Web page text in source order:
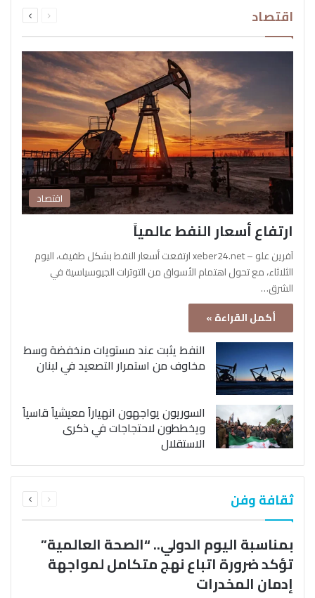
اقتصاد الصفحةالصفحة
اقتصاد
ارتفاع أسعار النفط عالمياً
آفرين علو – xeber24.net ارتفعت أسعار النفط بشكل طفيف، اليوم
الثلاثاء، مع تحول اهتمام الأسواق من التوترات الجيوسياسية في
الشرق…
أكمل القراءة »
النفط يثبت عند مستويات منخفضة وسط
مخاوف من استمرار التصعيد في لبنان
السوريون يواجهون انهياراً معيشياً قاسياً
ويخططون لاحتجاجات في ذكرى
الاستقلال
ثقافة وفن الصفحةالصفحة
بمناسبة اليوم الدولي.. “الصحة العالمية”
تؤكد ضرورة اتباع نهج متكامل لمواجهة
إدمان المخدرات